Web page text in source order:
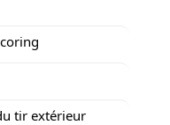
tir extérieur